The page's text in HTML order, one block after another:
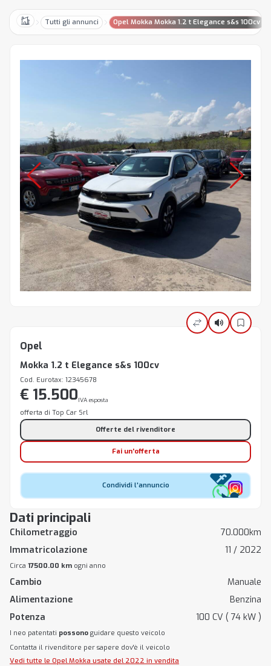
HomeTutti gli annunci Opel Mokka Mokka 1.2 t Elegance s&s 100cv
Dati principali
Chilometraggio
70.000km
Immatricolazione
11 / 2022
Circa 17500.00 km ogni anno
Cambio
Manuale
Alimentazione
Benzina
Potenza
100 CV ( 74 kW )
I neo patentati possono guidare questo veicolo
Contatta il rivenditore per sapere dov'è il veicolo
Vedi tutte le Opel Mokka usate del 2022 in vendita
Opel
Mokka 1.2 t Elegance s&s 100cv
Cod. Eurotax: 12345678
€ 15.500IVA esposta
offerta di Top Car Srl
Offerte del rivenditore
Fai un'offerta
Condividi l'annuncio